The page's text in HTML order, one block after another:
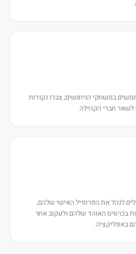
במשחקי הניחושים, צברו נקודות
לשאר חברי הקהילה.
לנהל את הפרופיל האישי שלהם,
בכרטיס האוהד שלהם ולעקוב אחר
באפליקציה.